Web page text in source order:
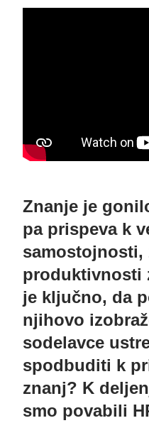
Znanje je
pa prispeva k
samostojnosti,
produktivnosti
je ključno, da
njihovo
sodelavce
spodbuditi k
znanj? K
smo povabili